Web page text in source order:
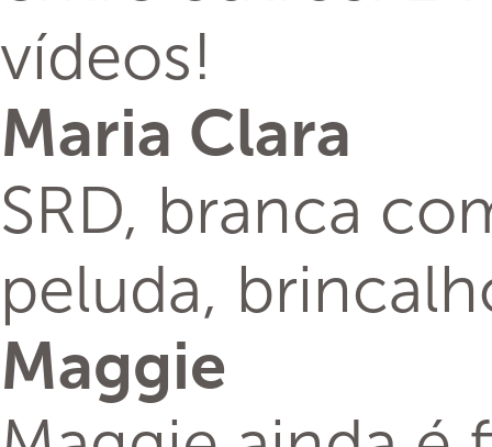
vídeos!
Maria Clara
SRD, branca
peluda,
Maggie